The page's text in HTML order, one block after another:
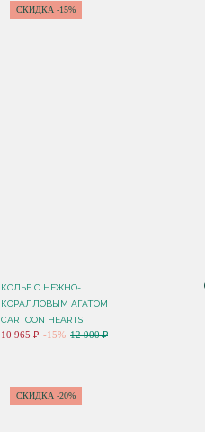
СКИДКА -15%
КОЛЬЕ C НЕЖНО-
КОРАЛЛОВЫМ АГАТОМ
CARTOON HEARTS
10 965 ₽ -15% 12 900 ₽
СКИДКА -20%